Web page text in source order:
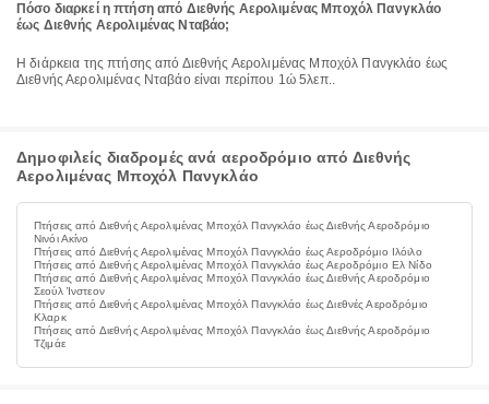
Πόσο διαρκεί η πτήση από Διεθνής Αερολιμένας Μποχόλ Πανγκλάο
έως Διεθνής Αερολιμένας Νταβάο;
Η διάρκεια της πτήσης από Διεθνής Αερολιμένας Μποχόλ Πανγκλάο έως
Διεθνής Αερολιμένας Νταβάο είναι περίπου 1ώ 5λεπ..
Δημοφιλείς διαδρομές ανά αεροδρόμιο από Διεθνής
Αερολιμένας Μποχόλ Πανγκλάο
Πτήσεις από Διεθνής Αερολιμένας Μποχόλ Πανγκλάο έως Διεθνής Αεροδρόμιο
Νινόι Ακίνο
Πτήσεις από Διεθνής Αερολιμένας Μποχόλ Πανγκλάο έως Αεροδρόμιο Ιλόιλο
Πτήσεις από Διεθνής Αερολιμένας Μποχόλ Πανγκλάο έως Αεροδρόμιο Ελ Νίδο
Πτήσεις από Διεθνής Αερολιμένας Μποχόλ Πανγκλάο έως Διεθνής Αεροδρόμιο
Σεούλ Ίνστεον
Πτήσεις από Διεθνής Αερολιμένας Μποχόλ Πανγκλάο έως Διεθνές Αεροδρόμιο
Κλαρκ
Πτήσεις από Διεθνής Αερολιμένας Μποχόλ Πανγκλάο έως Διεθνής Αεροδρόμιο
Τζιμάε